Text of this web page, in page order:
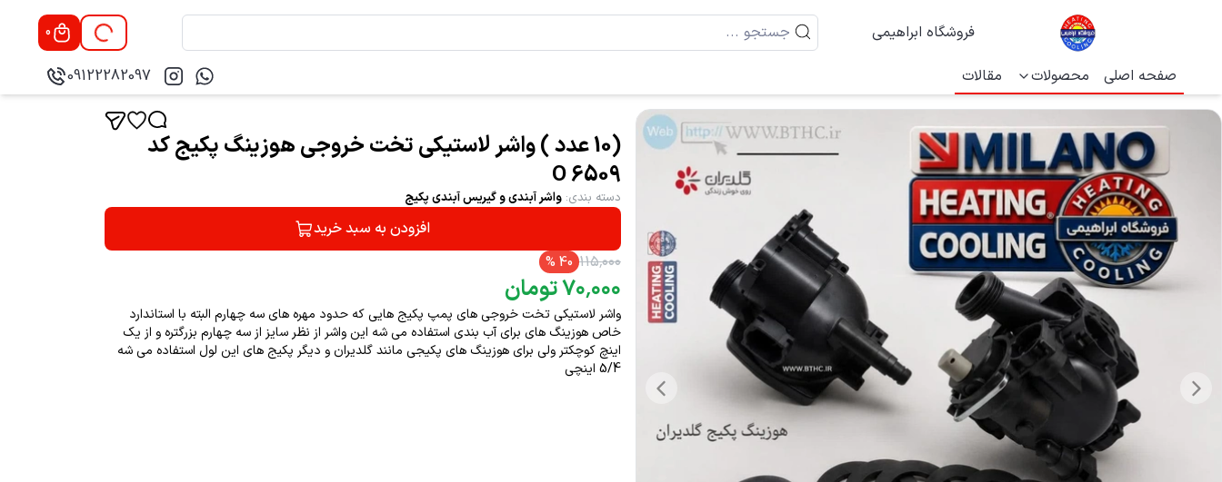
فروشگاه ابراهیمی 0
صفحه اصلی محصولات مقالات 09122282097
(10 عدد ) واشر لاستیکی تخت خروجی هوزینگ پکیج کد
6509 O
دسته بندی: واشر آبندی و گیریس آبندی پکیج
افزودن به سبد خرید
۱۱۵٬۰۰۰ 40
%
۷۰٬۰۰۰ تومان
واشر لاستیکی تخت خروجی های پمپ پکیج هایی که حدود مهره های سه چهارم البته با استاندارد
خاص هوزینگ های برای آب بندی استفاده می شه این واشر از نظر سایز از سه چهارم بزرگتره و از یک
اینچ کوچکتر ولی برای هوزینگ های پکیجی مانند گلدیران و دیگر پکیج های این لول استفاده می شه
5/4 اینچی